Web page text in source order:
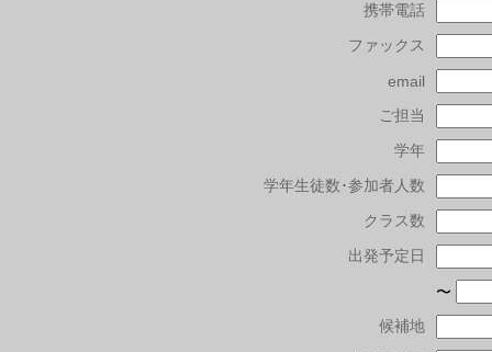
携帯電話
ファックス
email
ご担当
学年
学年生徒数･参加者人数
クラス数
出発予定日
〜
候補地